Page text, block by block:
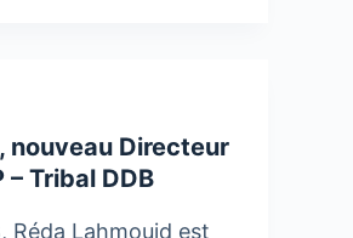
nouveau Directeur
– Tribal DDB
Réda Lahmouid est